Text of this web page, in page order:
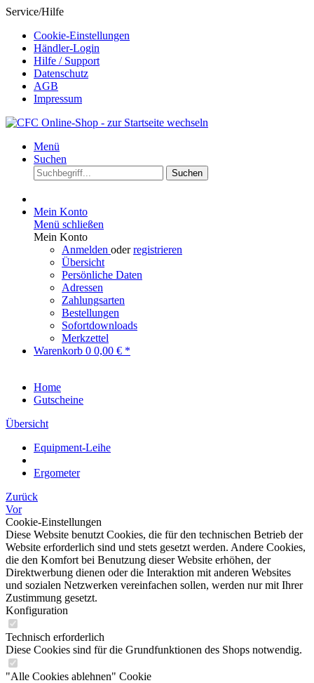
Service/Hilfe
Cookie-Einstellungen
Händler-Login
Hilfe / Support
Datenschutz
AGB
Impressum
Menü
Suchen
Suchen
Mein Konto
Menü schließen
Mein Konto
Anmelden oderregistrieren
Übersicht
Persönliche Daten
Adressen
Zahlungsarten
Bestellungen
Sofortdownloads
Merkzettel
Warenkorb 0 0,00 € *
Home
Gutscheine
Übersicht
Equipment-Leihe
Ergometer
Zurück
Vor
Cookie-Einstellungen
Diese Website benutzt Cookies, die für den technischen Betrieb der
Website erforderlich sind und stets gesetzt werden. Andere Cookies,
die den Komfort bei Benutzung dieser Website erhöhen, der
Direktwerbung dienen oder die Interaktion mit anderen Websites
und sozialen Netzwerken vereinfachen sollen, werden nur mit Ihrer
Zustimmung gesetzt.
Konfiguration
Technisch erforderlich
Diese Cookies sind für die Grundfunktionen des Shops notwendig.
"Alle Cookies ablehnen" Cookie